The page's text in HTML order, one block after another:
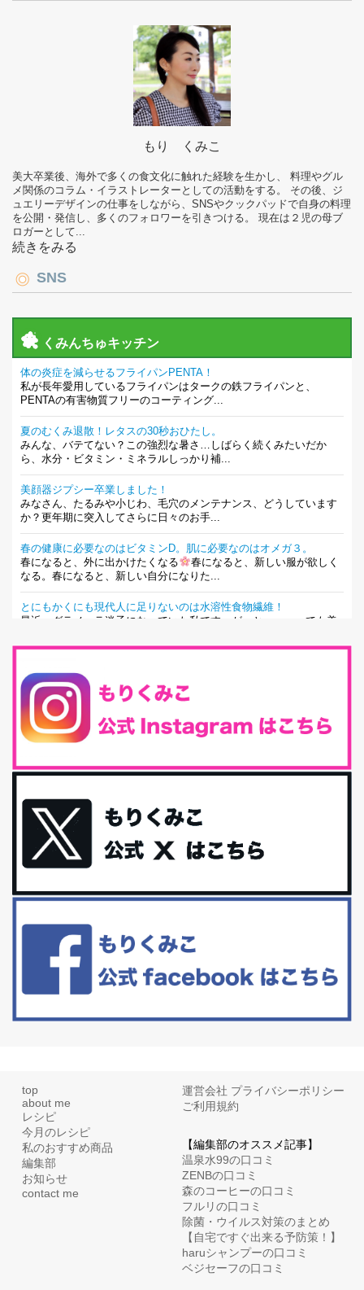
もり くみこ
美大卒業後、海外で多くの食文化に触れた経験を生かし、 料理やグル
メ関係のコラム・イラストレーターとしての活動をする。 その後、ジ
ュエリーデザインの仕事をしながら、SNSやクックパッドで自身の料理
を公開・発信し、多くのフォロワーを引きつける。 現在は２児の母ブ
ロガーとして...
続きをみる
SNS
くみんちゅキッチン
体の炎症を減らせるフライパンPENTA！
私が長年愛用しているフライパンはタークの鉄フライパンと、
PENTAの有害物質フリーのコーティング...
夏のむくみ退散！レタスの30秒おひたし。
みんな、バテてない？この強烈な暑さ…しばらく続くみたいだか
ら、水分・ビタミン・ミネラルしっかり補...
美顔器ジプシー卒業しました！
みなさん、たるみや小じわ、毛穴のメンテナンス、どうしています
か？更年期に突入してさらに日々のお手...
春の健康に必要なのはビタミンD。肌に必要なのはオメガ３。
春になると、外に出かけたくなる
春になると、新しい服が欲しく
なる。春になると、新しい自分になりた...
とにもかくにも現代人に足りないのは水溶性食物繊維！
最近、グラノーラ迷子になっていた私です。が、と〜〜〜っても美
腸内環境を整えることは、健康維持の中でいっちばん大事！だと私
は思っています。 ヒトの免...
iHerb特大セール終了間近！みんな何買う？
最近お風呂上がりの炭酸水をシリカシリカにしているんだけど確か
今回は、最近毎回定期的に購入している「楽天ふるさと納税」の返
礼品トップ５を紹介します。今までいろ...
更年期を穏やかに乗りきるために今できる５つのこと。
アラフィフからの体と心の整え方。 私も気づけばアラフィフ、これ
といった更年期症状はまだ...
白髪・美容・免疫力、現代人に足りないのは海藻！
リーブオイルorごま油をたらす。&n...
top
about me
レシピ
今月のレシピ
私のおすすめ商品
編集部
お知らせ
contact me
運営会社 プライバシーポリシー
ご利用規約
【編集部のオススメ記事】
温泉水99の口コミ
ZENBの口コミ
森のコーヒーの口コミ
フルリの口コミ
除菌・ウイルス対策のまとめ
【自宅ですぐ出来る予防策！】
haruシャンプーの口コミ
ベジセーフの口コミ